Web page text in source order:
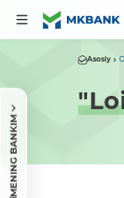
MENING BANKIM
Asosiy